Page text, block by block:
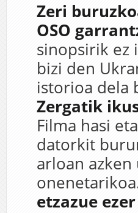
Zeri
OSO
sinopsirik ez
bizi den
istorioa dela
Zergatik
Filma hasi
datorkit
arloan
etzazue